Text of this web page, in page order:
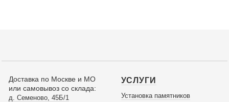
Доставка по Москве и МО
или самовывоз со склада:
д. Семеново, 45Б/1
УСЛУГИ
Установка памятников